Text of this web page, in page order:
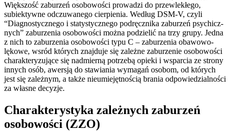
Większość zabu­rzeń oso­bo­wo­ści pro­wa­dzi do prze­wle­kłe­go,
subiek­tyw­ne odczu­wa­ne­go cier­pie­nia. Według DSM‑V, czy­li
“Diagnostycznego i sta­ty­stycz­ne­go pod­ręcz­ni­ka zabu­rzeń psy­chicz­
nych” zabu­rze­nia oso­bo­wo­ści moż­na podzie­lić na trzy gru­py. Jedna
z nich to zabu­rze­nia oso­bo­wo­ści typu C – zabu­rze­nia oba­wo­wo-
lęko­we, wsród któ­rych znaj­du­je się zależ­ne zabu­rze­nie oso­bo­wo­ści
cha­rak­te­ry­zu­ją­ce się nad­mier­ną potrze­bą opie­ki i wspar­cia ze stro­ny
innych osób, awer­sją do sta­wia­nia wyma­gań oso­bom, od któ­rych
jest się zależ­nym, a tak­że nie­umie­jęt­no­ścią bra­nia odpo­wie­dzial­no­ści
za wła­sne decyzje.
Charakterystyka zależnych zaburzeń
osobowości (ZZO)